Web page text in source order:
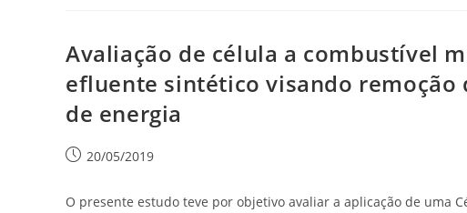
Avaliação de célula a combustível
efluente sintético visando remoção
de energia
20/05/2019
O presente estudo teve por objetivo avaliar a aplicação de uma